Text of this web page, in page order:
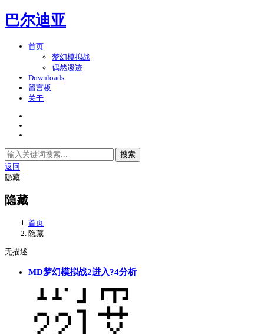
巴尔迪亚
首页
梦幻模拟战
偶然遗迹
Downloads
留言板
关于
搜索
返回
隐藏
隐藏
首页
隐藏
无描述
MD梦幻模拟战2进入?4分析